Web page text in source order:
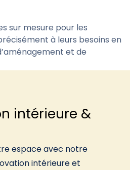
sur mesure pour les
à leurs besoins en
et de
intérieure &
espace avec notre
intérieure et